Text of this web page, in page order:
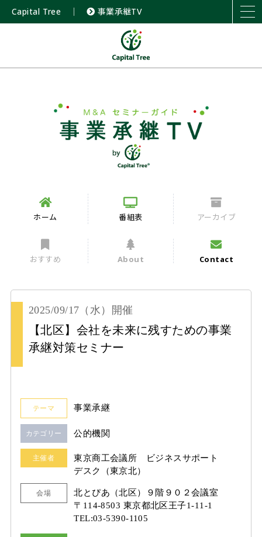
Capital Tree ｜ 事業承継TV
ホーム 番組表 アーカイブ
おすすめ About Contact
2025/09/17 （水） 開催
【北区】会社を未来に残すための事業
承継対策セミナー
カテゴリー 公的機関
テーマ 事業承継
主催者
東京商工会議所 ビジネスサポート
デスク（東京北）
会場
北とぴあ（北区）９階９０２会議室
〒114-8503 東京都北区王子1-11-1
TEL:03-5390-1105